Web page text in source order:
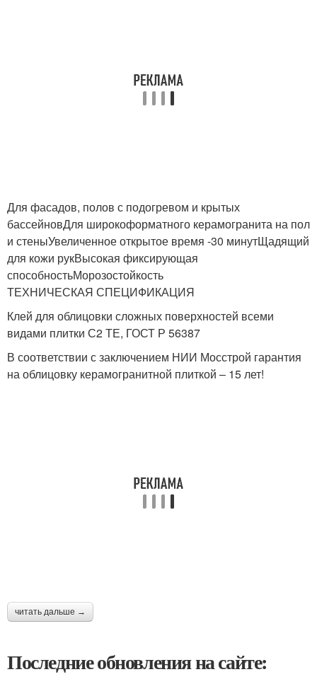
Для фасадов, полов с подогревом и крытых
бассейновДля широкоформатного керамогранита на пол
и стеныУвеличенное открытое время -30 минутЩадящий
для кожи рукВысокая фиксирующая
способностьМорозостойкость
ТЕХНИЧЕСКАЯ СПЕЦИФИКАЦИЯ
Клей для облицовки сложных поверхностей всеми
видами плитки С2 ТЕ, ГОСТ Р 56387
В соответствии с заключением НИИ Мосстрой гарантия
на облицовку керамогранитной плиткой – 15 лет!
читать дальше →
Последние обновления на сайте: